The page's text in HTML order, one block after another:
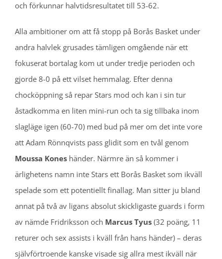
och förkunnar halvtidsresultatet till 53-62.
Alla ambitioner om att få stopp på Borås Basket under
andra halvlek grusades tämligen omgående när ett
fokuserat bortalag kom ut under tredje perioden och
gjorde 8-0 på ett vilset hemmalag. Efter denna
chocköppning så repar Stars mod och kan i sin tur
åstadkomma en liten mini-run och ta sig tillbaka inom
slagläge igen (60-70) med bud på mer om det inte vore
att Adam Rönnqvists pass glidit som en tvål genom
Moussa Kones händer. Närmre än så kommer i
ärlighetens namn inte Stars ett Borås Basket som ikväll
spelade som ett potentiellt finallag. Man sitter ju bland
annat på två av ligans absolut skickligaste guards i form
av nämde Fridriksson och Marcus Tyus (32 poäng, 11
returer och sex assists i kväll från hans händer) – deras
självförtroende kanske visade sig allra mest ikväll när